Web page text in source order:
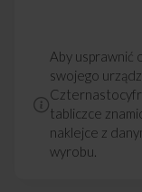
Aby usprawnić
swojego
tabliczce
naklejce z
wyrobu.